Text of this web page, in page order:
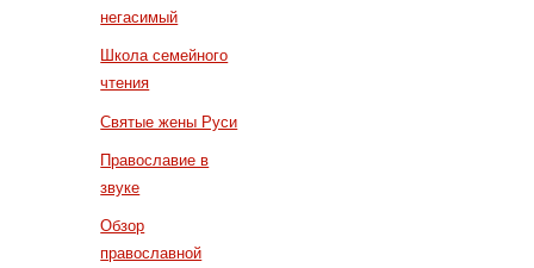
негасимый
Школа семейного
чтения
Святые жены Руси
Православие в
звуке
Обзор
православной